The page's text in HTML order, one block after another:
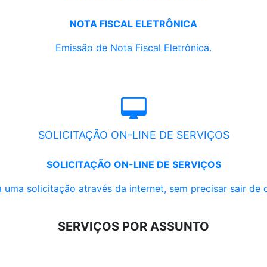
NOTA FISCAL ELETRÔNICA
Emissão de Nota Fiscal Eletrônica.
SOLICITAÇÃO ON-LINE DE SERVIÇOS
SOLICITAÇÃO ON-LINE DE SERVIÇOS
uma solicitação através da internet, sem precisar sair de
SERVIÇOS POR ASSUNTO